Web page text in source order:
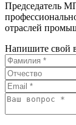
Председатель
отраслей
Напишите свой